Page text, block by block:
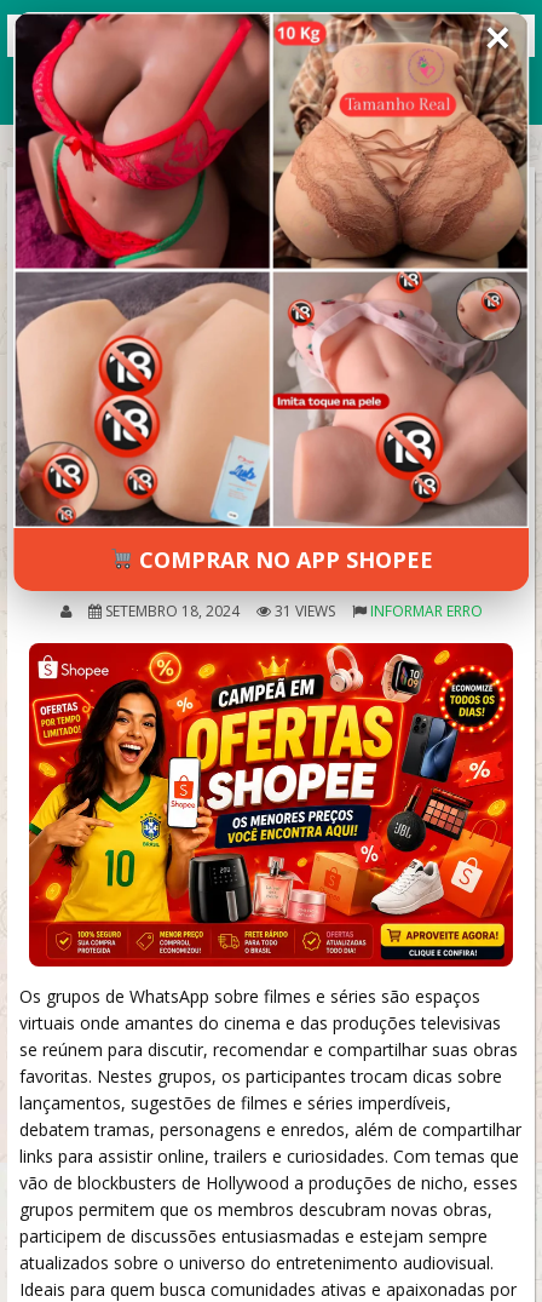
Grupos de WhatsApp 2026
+ Enviar grupo
FILMES, SÉRIES, ANIMES, DESENHOS E
NOVELAS GRÁTIS
3.1/5 (11 avaliações)
SETEMBRO 18, 2024 31 VIEWS INFORMAR ERRO
Os grupos de WhatsApp sobre filmes e séries são espaços
virtuais onde amantes do cinema e das produções televisivas
se reúnem para discutir, recomendar e compartilhar suas obras
favoritas. Nestes grupos, os participantes trocam dicas sobre
lançamentos, sugestões de filmes e séries imperdíveis,
debatem tramas, personagens e enredos, além de compartilhar
links para assistir online, trailers e curiosidades. Com temas que
vão de blockbusters de Hollywood a produções de nicho, esses
grupos permitem que os membros descubram novas obras,
participem de discussões entusiasmadas e estejam sempre
atualizados sobre o universo do entretenimento audiovisual.
Ideais para quem busca comunidades ativas e apaixonadas por
✕
COMPRAR NO APP SHOPEE